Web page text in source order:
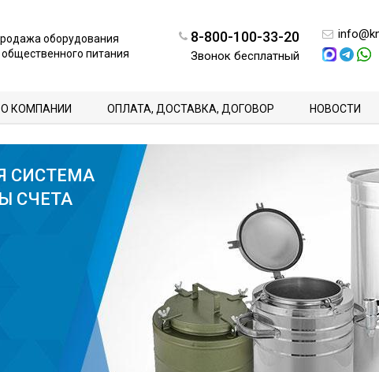
8-800-100-33-20
Звонок бесплатный
оборудования
питания
О КОМПАНИИ ОПЛАТА, ДОСТАВКА, ДОГОВОР НОВОСТИ
СИСТЕМА
СЧЕТА